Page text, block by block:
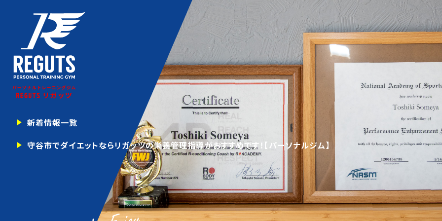
新着情報一覧
守谷市でダイエットならリガッツの栄養管理指導がおすすめです！【パーソナルジム】